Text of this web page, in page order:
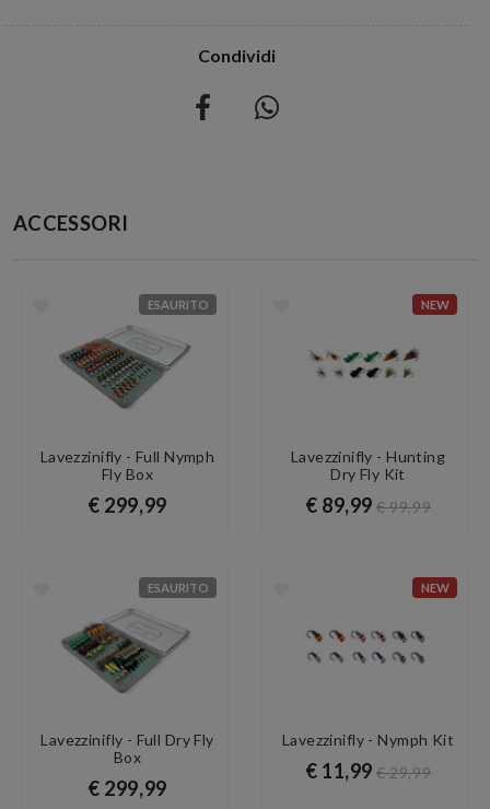
Condividi
ACCESSORI
ESAURITO
Lavezzinifly - Full Nymph
Fly Box
€ 299,99
NEW
Lavezzinifly - Hunting
Dry Fly Kit
€ 89,99€ 99,99
ESAURITO
Lavezzinifly - Full Dry Fly
Box
€ 299,99
NEW
Lavezzinifly - Nymph Kit
€ 11,99€ 29,99